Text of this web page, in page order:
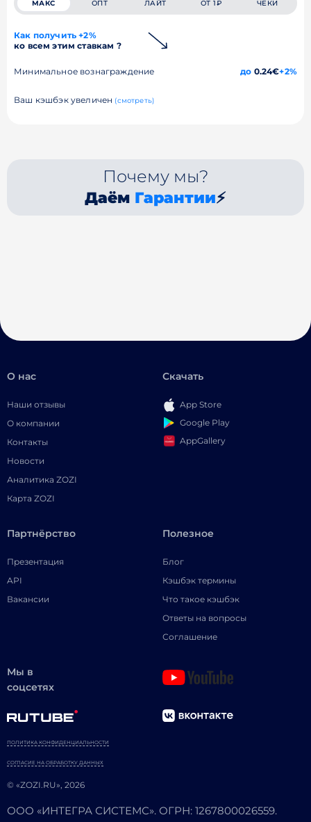
МАКС ОПТ ЛАЙТ ОТ 1₽ ЧЕКИ
Как получить +2%
ко всем этим ставкам ?
Минимальное вознаграждение до 0.24€+2%
Ваш кэшбэк увеличен (смотреть)
Почему мы?
Даём Гарантии⚡
О нас
Наши отзывы
О компании
Контакты
Новости
Аналитика ZOZI
Карта ZOZI
Скачать
App Store
Google Play
AppGallery
Партнёрство
Презентация
API
Вакансии
Полезное
Блог
Кэшбэк термины
Что такое кэшбэк
Ответы на вопросы
Соглашение
Мы в
соцсетях
© «ZOZI.RU», 2026
ПОЛИТИКА КОНФИДЕНЦИАЛЬНОСТИ
СОГЛАСИЕ НА ОБРАБОТКУ ДАННЫХ
ООО «ИНТЕГРА СИСТЕМС». ОГРН: 1267800026559.